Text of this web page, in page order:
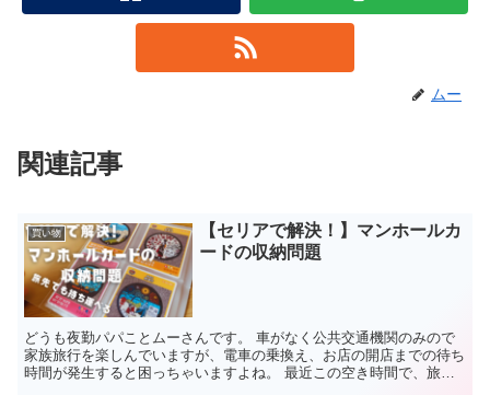
ムー
関連記事
買い物
【セリアで解決！】マンホールカ
ードの収納問題
どうも夜勤パパことムーさんです。 車がなく公共交通機関のみので
家族旅行を楽しんでいますが、電車の乗換え、お店の開店までの待ち
時間が発生すると困っちゃいますよね。 最近この空き時間で、旅先